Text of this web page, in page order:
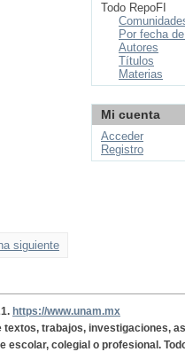
siguiente
Todo RepoFI
Por fecha
Autores
Títulos
Materias
Mi cuenta
Acceder
Registro
https://www.unam.mx
textos, trabajos, investigaciones,
colegial o profesional.